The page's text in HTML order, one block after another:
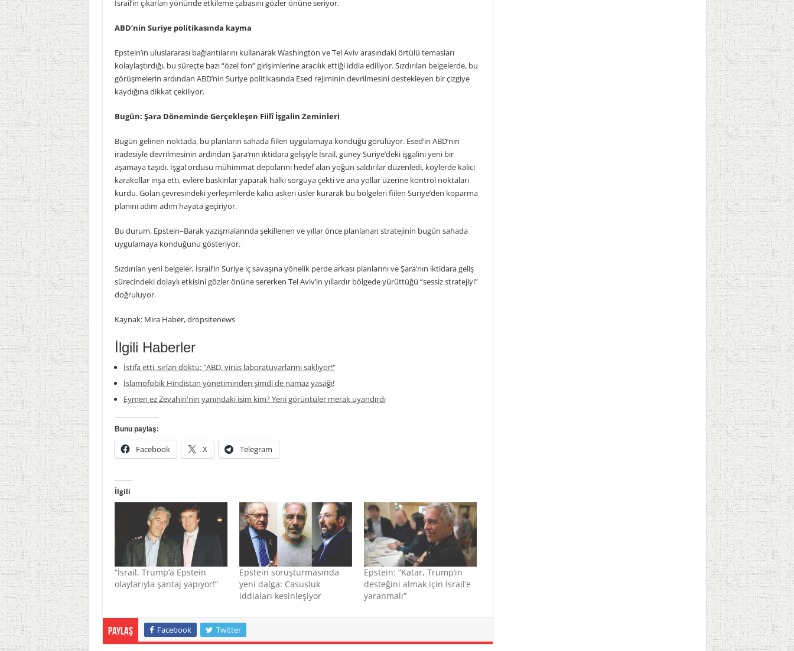
İsrail’in çıkarları yönünde etkileme çabasını gözler önüne seriyor.
ABD’nin Suriye politikasında kayma
Epstein’ın uluslararası bağlantılarını kullanarak Washington ve Tel Aviv arasındaki örtülü temasları
kolaylaştırdığı, bu süreçte bazı “özel fon” girişimlerine aracılık ettiği iddia ediliyor. Sızdırılan belgelerde, bu
görüşmelerin ardından ABD’nin Suriye politikasında Esed rejiminin devrilmesini destekleyen bir çizgiye
kaydığına dikkat çekiliyor.
Bugün: Şara Döneminde Gerçekleşen Fiilî İşgalin Zeminleri
Bugün gelinen noktada, bu planların sahada fiilen uygulamaya konduğu görülüyor. Esed’in ABD’nin
iradesiyle devrilmesinin ardından Şara’nın iktidara gelişiyle İsrail, güney Suriye’deki işgalini yeni bir
aşamaya taşıdı. İşgal ordusu mühimmat depolarını hedef alan yoğun saldırılar düzenledi, köylerde kalıcı
karakollar inşa etti, evlere baskınlar yaparak halkı sorguya çekti ve ana yollar üzerine kontrol noktaları
kurdu. Golan çevresindeki yerleşimlerde kalıcı askeri üsler kurarak bu bölgeleri fiilen Suriye’den koparma
planını adım adım hayata geçiriyor.
Bu durum, Epstein–Barak yazışmalarında şekillenen ve yıllar önce planlanan stratejinin bugün sahada
uygulamaya konduğunu gösteriyor.
Sızdırılan yeni belgeler, İsrail’in Suriye iç savaşına yönelik perde arkası planlarını ve Şara’nın iktidara geliş
sürecindeki dolaylı etkisini gözler önüne sererken Tel Aviv’in yıllardır bölgede yürüttüğü “sessiz stratejiyi”
doğruluyor.
Kaynak: Mira Haber, dropsitenews
İlgili Haberler
İstifa etti, sırları döktü: "ABD, virüs laboratuvarlarını saklıyor!"
İslamofobik Hindistan yönetiminden şimdi de namaz yasağı!
Eymen ez Zevahiri'nin yanındaki isim kim? Yeni görüntüler merak uyandırdı
Bunu paylaş:
Facebook X Telegram
İlgili
“İsrail, Trump’a Epstein
olaylarıyla şantaj yapıyor!”
Epstein soruşturmasında
yeni dalga: Casusluk
iddiaları kesinleşiyor
Epstein: “Katar, Trump’ın
desteğini almak için İsrail’e
yaranmalı”
Paylaş Facebook Twitter